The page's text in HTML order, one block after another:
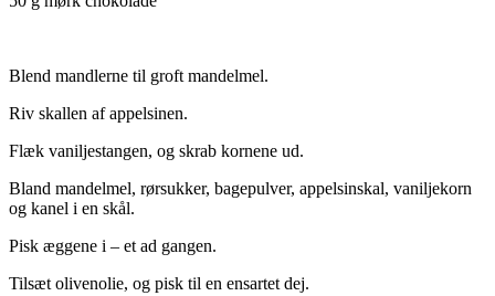
Blend mandlerne til groft mandelmel.
Riv skallen af appelsinen.
Flæk vaniljestangen, og skrab kornene ud.
Bland mandelmel, rørsukker, bagepulver, appelsinskal, vaniljekorn
og kanel i en skål.
Pisk æggene i – et ad gangen.
Tilsæt olivenolie, og pisk til en ensartet dej.